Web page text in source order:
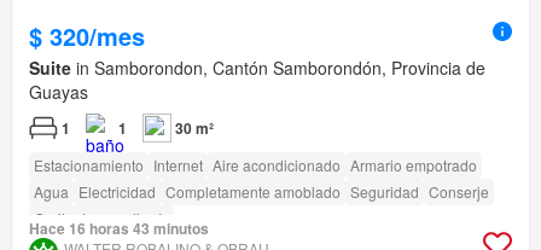
$ 320/mes
Suite in Samborondon, Cantón Samborondón, Provincia de
Guayas
1 1 30 m²
Estacionamiento Internet Aire acondicionado Armario empotrado
Agua Electricidad Completamente amoblado Seguridad Conserje
Garita de guardianía
Hace 16 horas 43 minutos